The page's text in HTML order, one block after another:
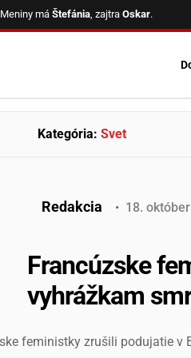
Meniny máŠtefánia, zajtraOskar.
Kategória: Svet
Redakcia • 18. október
Francúzske
vyhrážkam